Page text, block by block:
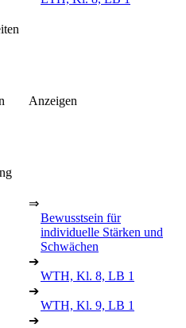
Anzeigen
⇒
Bewusstsein für
individuelle Stärken und
Schwächen
➔
WTH, Kl. 8, LB 1
➔
WTH, Kl. 9, LB 1
➔